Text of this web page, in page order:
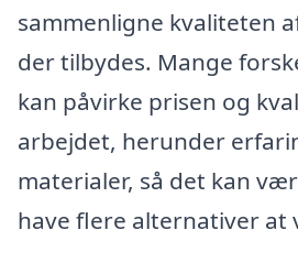
sammenligne kvaliteten
der tilbydes. Mange
kan påvirke prisen og
arbejdet, herunder
materialer, så det kan
have flere alternativer at